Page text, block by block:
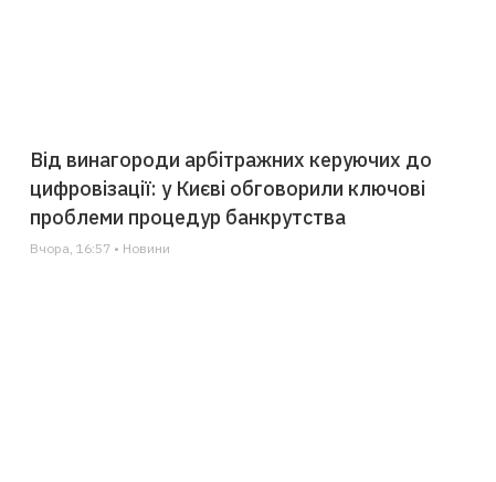
Від винагороди арбітражних керуючих до
цифровізації: у Києві обговорили ключові
проблеми процедур банкрутства
Вчора, 16:57 • Новини